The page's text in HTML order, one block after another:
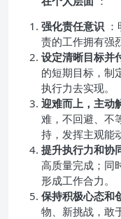
强化责任意识
责的工作拥有强
设定清晰目标并
的短期目标，制
执行力去实现。
迎难而上，主动
难，不回避、不
持，发挥主观能
提升执行力和协
高质量完成；同
形成工作合力。
保持积极心态和
物、新挑战，敢